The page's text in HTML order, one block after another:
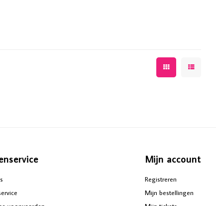
Mijn account
Registreren
Mijn bestellingen